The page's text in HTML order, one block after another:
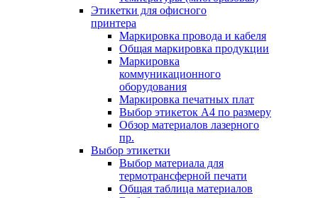
Этикетки для офисного
принтера
Маркировка провода и кабеля
Общая маркировка продукции
Маркировка
коммуникационного
оборудования
Маркировка печатных плат
Выбор этикеток А4 по размеру
Обзор материалов лазерного
пр.
Выбор этикетки
Выбор материала для
термотрансферной печати
Общая таблица материалов